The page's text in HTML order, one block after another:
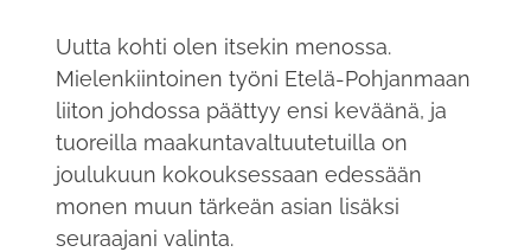
Uutta kohti olen itsekin menossa.
Mielenkiintoinen työni Etelä-Pohjanmaan
liiton johdossa päättyy ensi keväänä, ja
tuoreilla maakuntavaltuutetuilla on
joulukuun kokouksessaan edessään
monen muun tärkeän asian lisäksi
seuraajani valinta.